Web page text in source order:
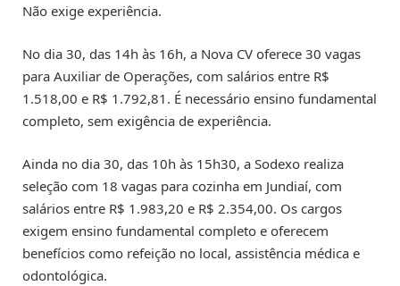
Não exige experiência.
No dia 30, das 14h às 16h, a Nova CV oferece 30 vagas
para Auxiliar de Operações, com salários entre R$
1.518,00 e R$ 1.792,81. É necessário ensino fundamental
completo, sem exigência de experiência.
Ainda no dia 30, das 10h às 15h30, a Sodexo realiza
seleção com 18 vagas para cozinha em Jundiaí, com
salários entre R$ 1.983,20 e R$ 2.354,00. Os cargos
exigem ensino fundamental completo e oferecem
benefícios como refeição no local, assistência médica e
odontológica.